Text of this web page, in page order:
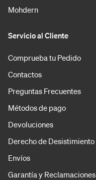
Mohdern
Servicio al Cliente
Comprueba tu Pedido
Contactos
Preguntas Frecuentes
Métodos de pago
Devoluciones
Derecho de Desistimiento
Envíos
Garantía y Reclamaciones